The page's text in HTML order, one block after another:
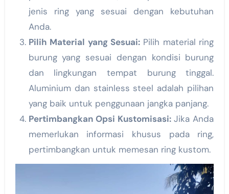
jenis ring yang sesuai dengan kebutuhan
Anda.
Pilih Material yang Sesuai: Pilih material ring
burung yang sesuai dengan kondisi burung
dan lingkungan tempat burung tinggal.
Aluminium dan stainless steel adalah pilihan
yang baik untuk penggunaan jangka panjang.
Pertimbangkan Opsi Kustomisasi:Jika Anda
memerlukan informasi khusus pada ring,
pertimbangkan untuk memesan ring kustom.